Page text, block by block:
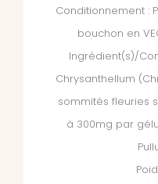
Conditionnement :
bouchon en
Ingrédient(s)/
Chrysanthellum
sommités fleuries
à 300mg par